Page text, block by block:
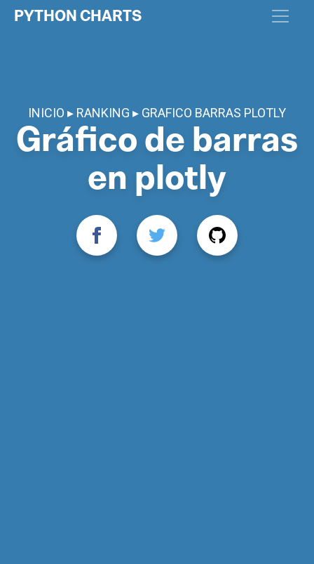
PYTHON CHARTS
INICIO RANKING GRAFICO BARRAS PLOTLY
Gráfico de barras
en plotly